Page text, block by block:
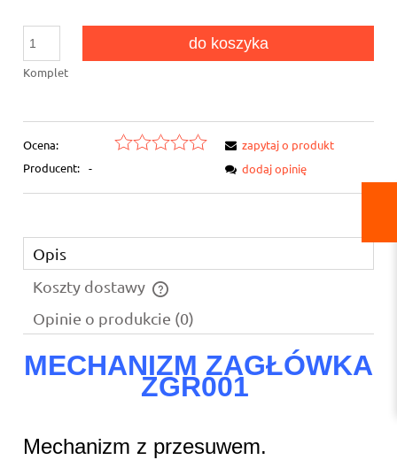
Komplet
do koszyka
Ocena:
Producent: -
zapytaj o produkt
dodaj opinię
Opis
Koszty dostawy
Cena nie zawiera ewentualnych kosztów płatności
Opinie o produkcie (0)
MECHANIZM ZAGŁÓWKA
ZGR001
Mechanizm z przesuwem.